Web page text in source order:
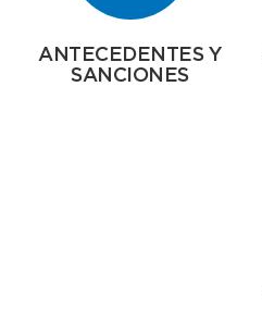
ANTECEDENTES Y
SANCIONES